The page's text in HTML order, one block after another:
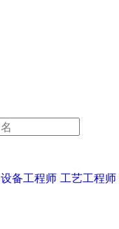
设备工程师 工艺工程师